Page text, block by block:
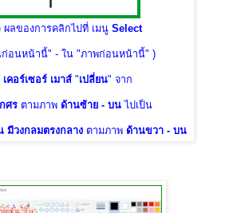
ผลของการคลิกไปที่ เมนู Select
อนหน้านี้" - ใน "ภาพก่อนหน้านี้" )
เคอร์เซอร์ เมาส์"เปลี่ยน" จาก
ศรตามภาพ ด้านซ้าย - บนไปเป็น
มีวงกลมตรงกลาง ตามภาพ ด้านขวา - บน